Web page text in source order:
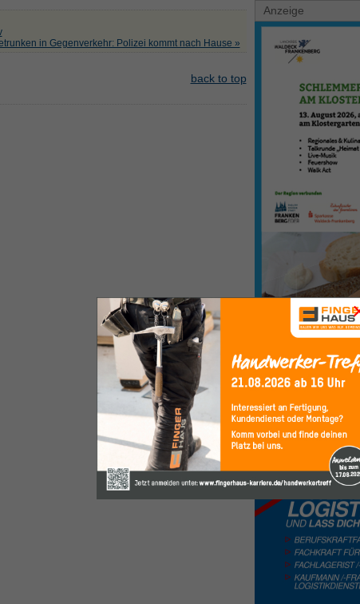
in Gegenverkehr: Polizei kommt nach Hause »
back to top
Anzeige